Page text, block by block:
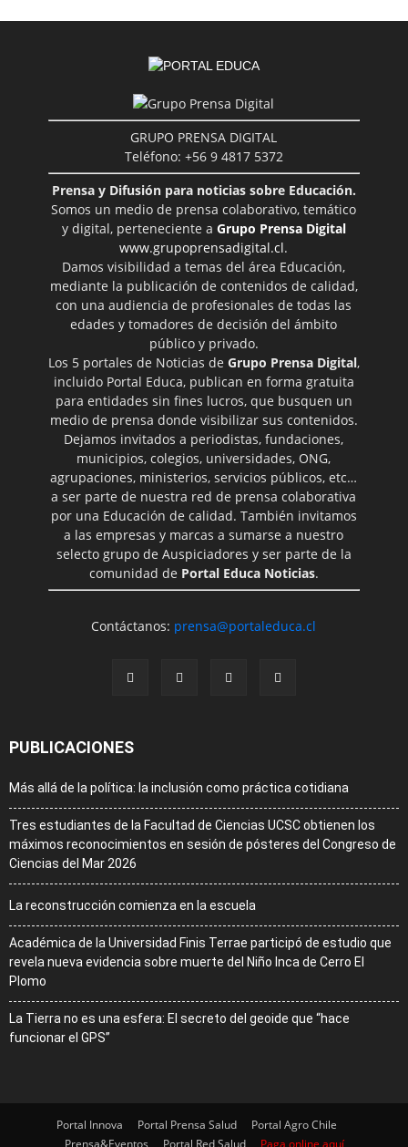
GRUPO PRENSA DIGITAL
Teléfono: +56 9 4817 5372
Prensa y Difusión para noticias sobre Educación.
Somos un medio de prensa colaborativo, temático
y digital, perteneciente a Grupo Prensa Digital
www.grupoprensadigital.cl.
Damos visibilidad a temas del área Educación,
mediante la publicación de contenidos de calidad,
con una audiencia de profesionales de todas las
edades y tomadores de decisión del ámbito
público y privado.
Los 5 portales de Noticias de Grupo Prensa Digital,
incluido Portal Educa, publican en forma gratuita
para entidades sin fines lucros, que busquen un
medio de prensa donde visibilizar sus contenidos.
Dejamos invitados a periodistas, fundaciones,
municipios, colegios, universidades, ONG,
agrupaciones, ministerios, servicios públicos, etc…
a ser parte de nuestra red de prensa colaborativa
por una Educación de calidad. También invitamos
a las empresas y marcas a sumarse a nuestro
selecto grupo de Auspiciadores y ser parte de la
comunidad de Portal Educa Noticias.
Contáctanos: prensa@portaleduca.cl
PUBLICACIONES
Más allá de la política: la inclusión como práctica cotidiana
Tres estudiantes de la Facultad de Ciencias UCSC obtienen los
máximos reconocimientos en sesión de pósteres del Congreso de
Ciencias del Mar 2026
La reconstrucción comienza en la escuela
Académica de la Universidad Finis Terrae participó de estudio que
revela nueva evidencia sobre muerte del Niño Inca de Cerro El
Plomo
La Tierra no es una esfera: El secreto del geoide que “hace
funcionar el GPS”
Portal Innova Portal Prensa Salud
Portal Agro Chile